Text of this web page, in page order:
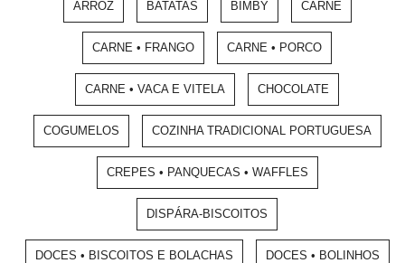
ARROZ BATATAS BIMBY CARNE
CARNE • FRANGO CARNE • PORCO
CARNE • VACA E VITELA CHOCOLATE
COGUMELOS COZINHA TRADICIONAL PORTUGUESA
CREPES • PANQUECAS • WAFFLES
DISPÁRA-BISCOITOS
DOCES • BISCOITOS E BOLACHAS DOCES • BOLINHOS